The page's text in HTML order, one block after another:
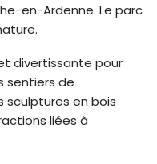
en-Ardenne. Le parc
divertissante pour
sentiers de
sculptures en bois
liées à